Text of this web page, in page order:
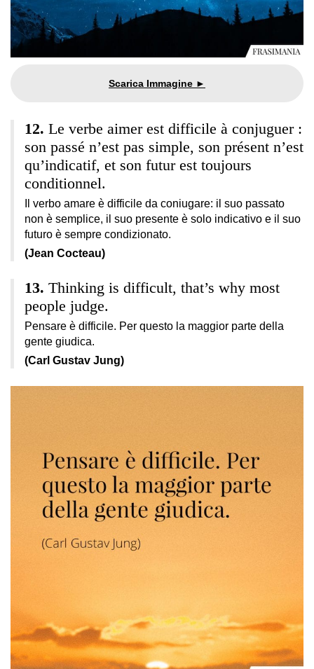
Le verbe aimer est difficile à conjuguer :
son passé n’est pas simple, son présent n’est
qu’indicatif, et son futur est toujours
conditionnel.
Il verbo amare è difficile da coniugare: il suo passato
non è semplice, il suo presente è solo indicativo e il suo
futuro è sempre condizionato.
(Jean Cocteau)
Thinking is difficult, that’s why most
people judge.
Pensare è difficile. Per questo la maggior parte della
gente giudica.
(Carl Gustav Jung)